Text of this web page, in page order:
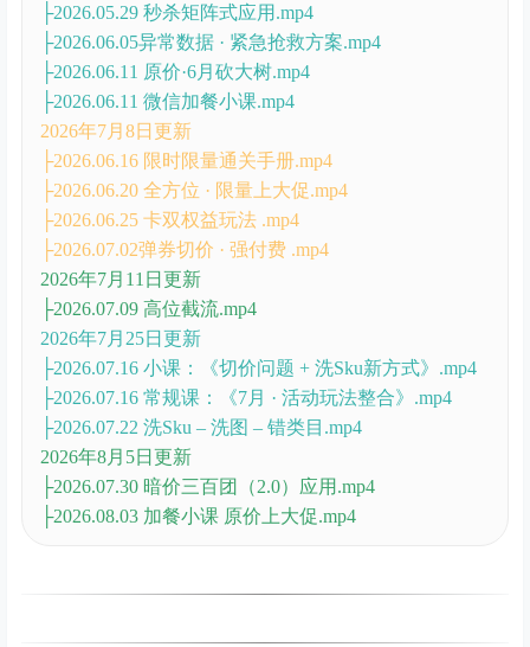
├2026.05.29 秒杀矩阵式应用.mp4
├2026.06.05异常数据 · 紧急抢救方案.mp4
├2026.06.11 原价·6月砍大树.mp4
├2026.06.11 微信加餐小课.mp4
2026年7月8日更新
├2026.06.16 限时限量通关手册.mp4
├2026.06.20 全方位 · 限量上大促.mp4
├2026.06.25 卡双权益玩法 .mp4
├2026.07.02弹券切价 · 强付费 .mp4
2026年7月11日更新
├2026.07.09 高位截流.mp4
2026年7月25日更新
├2026.07.16 小课：《切价问题 + 洗Sku新方式》.mp4
├2026.07.16 常规课：《7月 · 活动玩法整合》.mp4
├2026.07.22 洗Sku – 洗图 – 错类目.mp4
2026年8月5日更新
├2026.07.30 暗价三百团（2.0）应用.mp4
├2026.08.03 加餐小课 原价上大促.mp4